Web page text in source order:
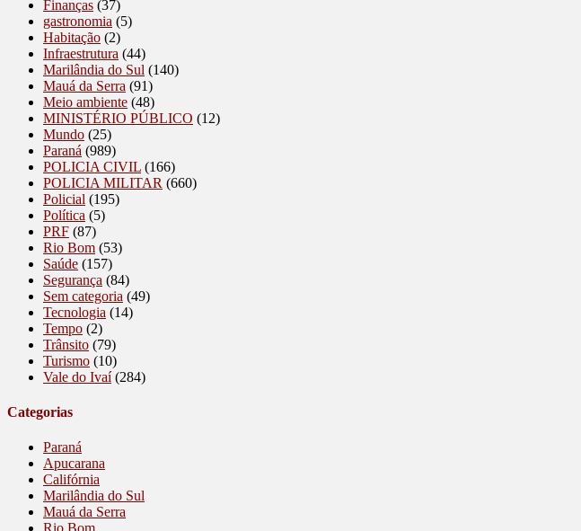
Finanças (37)
gastronomia (5)
Habitação (2)
Infraestrutura (44)
Marilândia do Sul (140)
Mauá da Serra (91)
Meio ambiente (48)
MINISTÉRIO PÚBLICO (12)
Mundo (25)
Paraná (989)
POLICIA CIVIL (166)
POLICIA MILITAR (660)
Policial (195)
Política (5)
PRF (87)
Rio Bom (53)
Saúde (157)
Segurança (84)
Sem categoria (49)
Tecnologia (14)
Tempo (2)
Trânsito (79)
Turismo (10)
Vale do Ivaí(284)
Categorias
Paraná
Apucarana
Califórnia
Marilândia do Sul
Mauá da Serra